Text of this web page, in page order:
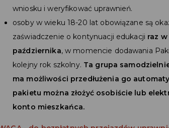
wniosku i weryfikować uprawnień.
osoby w wieku 18-20 lat obowiązane są
zaświadczenie o kontynuacji edukacji raz
października, w momencie dodawania
kolejny rok szkolny. Ta grupa
ma możliwości przedłużenia go
pakietu można złożyć osobiście lub
konto mieszkańca.